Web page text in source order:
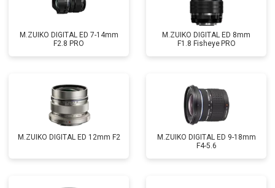
M.ZUIKO DIGITAL ED 7-14mm
F2.8 PRO
M.ZUIKO DIGITAL ED 8mm
F1.8 Fisheye PRO
M.ZUIKO DIGITAL ED 12mm F2
M.ZUIKO DIGITAL ED 9-18mm
F4-5.6